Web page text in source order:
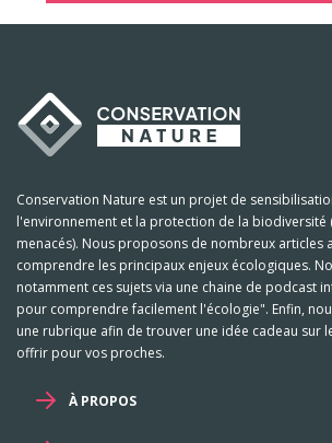
Conservation Nature est un projet de
l'environnement et la protection de la biodiversité
menacés). Nous proposons de nombreux articles
comprendre les principaux enjeux écologiques.
notamment ces sujets via une chaine de podcast
pour comprendre facilement l'écologie". Enfin,
une rubrique afin de trouver une idée cadeau sur
offrir pour vos proches.
À PROPOS